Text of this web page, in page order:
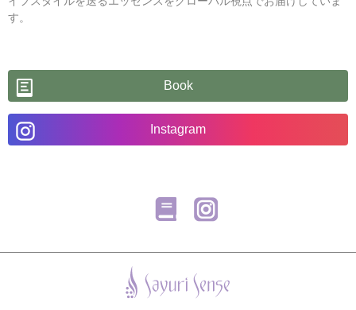
す。
Book
Instagram